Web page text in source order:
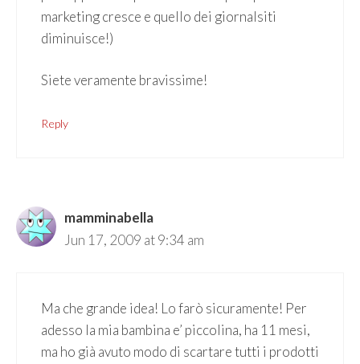
marketing cresce e quello dei giornalsiti
diminuisce!)
Siete veramente bravissime!
Reply
mamminabella
Jun 17, 2009 at 9:34 am
Ma che grande idea! Lo farò sicuramente! Per
adesso la mia bambina e’ piccolina, ha 11 mesi,
ma ho già avuto modo di scartare tutti i prodotti